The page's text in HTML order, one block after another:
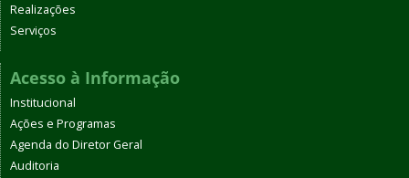
Realizações
Serviços
Acesso à Informação
Institucional
Ações e Programas
Agenda do Diretor Geral
Auditoria